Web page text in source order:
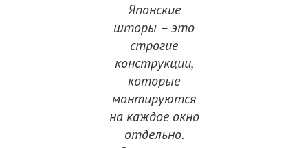
Японские
шторы – это
строгие
конструкции,
которые
монтируются
на каждое окно
отдельно.